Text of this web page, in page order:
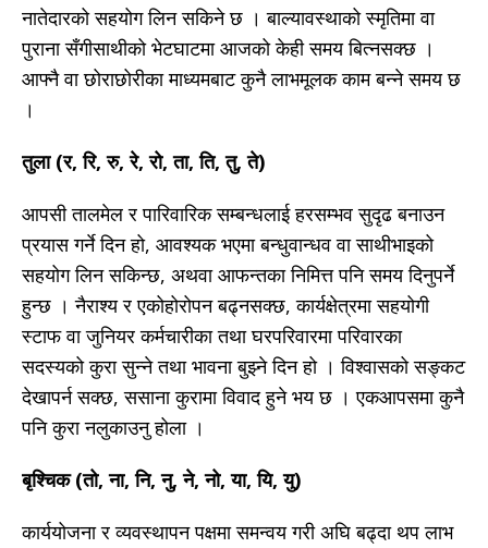
नातेदारको सहयोग लिन सकिने छ । बाल्यावस्थाको स्मृतिमा वा
पुराना सँगीसाथीको भेटघाटमा आजको केही समय बित्नसक्छ ।
आफ्नै वा छोराछोरीका माध्यमबाट कुनै लाभमूलक काम बन्ने समय छ
।
तुला (र, रि, रु, रे, रो, ता, ति, तु, ते)
आपसी तालमेल र पारिवारिक सम्बन्धलाई हरसम्भव सुदृढ बनाउन
प्रयास गर्ने दिन हो, आवश्यक भएमा बन्धुवान्धव वा साथीभाइको
सहयोग लिन सकिन्छ, अथवा आफन्तका निमित्त पनि समय दिनुपर्ने
हुन्छ । नैराश्य र एकोहोरोपन बढ्नसक्छ, कार्यक्षेत्रमा सहयोगी
स्टाफ वा जुनियर कर्मचारीका तथा घरपरिवारमा परिवारका
सदस्यको कुरा सुन्ने तथा भावना बुझ्ने दिन हो । विश्वासको सङ्कट
देखापर्न सक्छ, ससाना कुरामा विवाद हुने भय छ । एकआपसमा कुनै
पनि कुरा नलुकाउनु होला ।
बृश्चिक (तो, ना, नि, नु, ने, नो, या, यि, यु)
कार्ययोजना र व्यवस्थापन पक्षमा समन्वय गरी अघि बढ्दा थप लाभ